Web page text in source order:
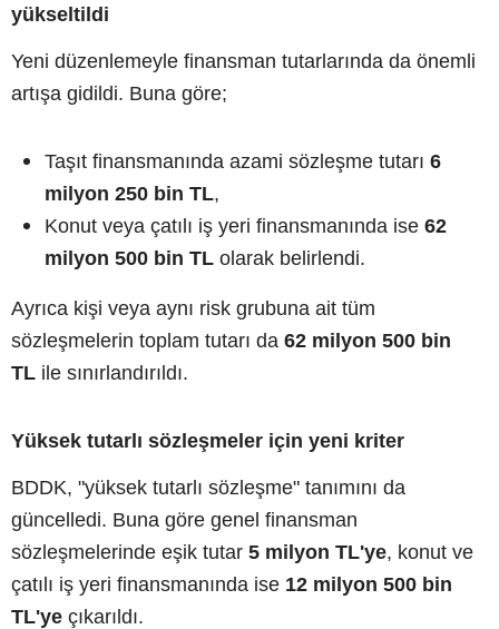
yükseltildi
Yeni düzenlemeyle finansman tutarlarında da önemli
artışa gidildi. Buna göre;
Taşıt finansmanında azami sözleşme tutarı 6
milyon 250 bin TL,
Konut veya çatılı iş yeri finansmanında ise 62
milyon 500 bin TL olarak belirlendi.
Ayrıca kişi veya aynı risk grubuna ait tüm
sözleşmelerin toplam tutarı da 62 milyon 500 bin
TL ile sınırlandırıldı.
Yüksek tutarlı sözleşmeler için yeni kriter
BDDK, "yüksek tutarlı sözleşme" tanımını da
güncelledi. Buna göre genel finansman
sözleşmelerinde eşik tutar 5 milyon TL'ye, konut ve
çatılı iş yeri finansmanında ise 12 milyon 500 bin
TL'ye çıkarıldı.